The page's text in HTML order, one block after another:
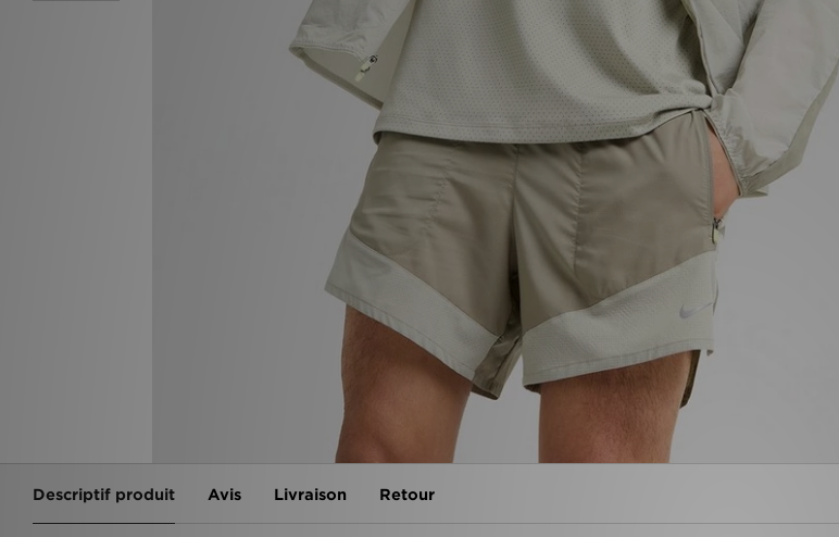
Descriptif produit Avis Livraison Retour